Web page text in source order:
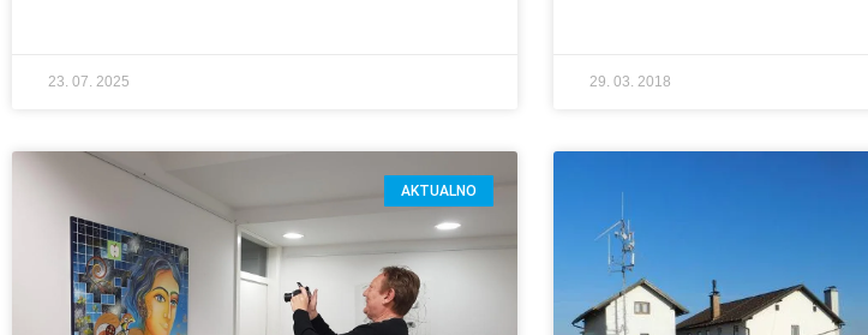
23. 07. 2025 29. 03. 2018
AKTUALNO